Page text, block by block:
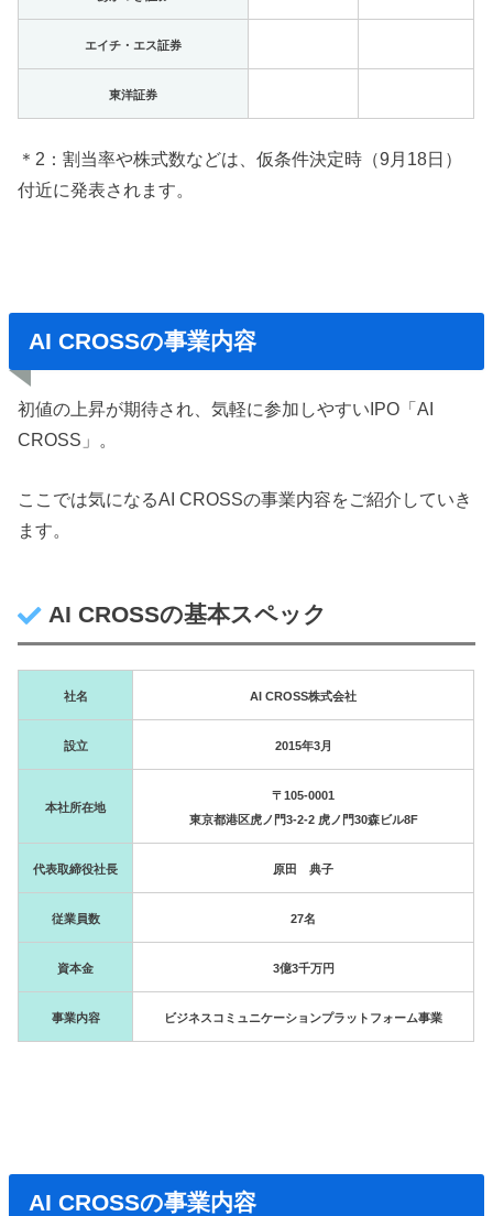
エイチ・エス証券
東洋証券
＊2：割当率や株式数などは、仮条件決定時（9月18日）
付近に発表されます。
AI CROSSの事業内容
初値の上昇が期待され、気軽に参加しやすいIPO「AI
CROSS」。
ここでは気になるAI CROSSの事業内容をご紹介していき
ます。
AI CROSSの基本スペック
社名 AI CROSS株式会社
設立 2015年3月
本社所在地
〒105-0001
東京都港区虎ノ門3-2-2 虎ノ門30森ビル8F
代表取締役社長 原田 典子
従業員数 27名
資本金 3億3千万円
事業内容 ビジネスコミュニケーションプラットフォーム事業
AI CROSSの事業内容